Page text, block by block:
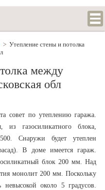
> Утепление стены и потолка
между
обл
совет по утеплению гаража.
из газосиликатного блока,
Снаружи будет утеплен
В доме имеется гараж.
блок 200 мм. Над
монолит 200 мм. Поскольку
около 5 градусов.